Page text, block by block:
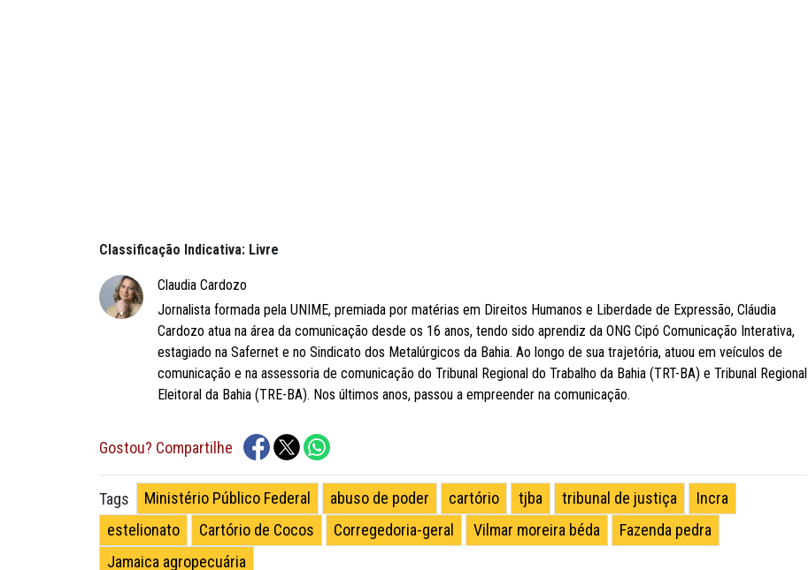
Classificação Indicativa: Livre
Claudia Cardozo
Jornalista formada pela UNIME, premiada por matérias em Direitos Humanos e Liberdade de Expressão, Cláudia
Cardozo atua na área da comunicação desde os 16 anos, tendo sido aprendiz da ONG Cipó Comunicação Interativa,
estagiado na Safernet e no Sindicato dos Metalúrgicos da Bahia. Ao longo de sua trajetória, atuou em veículos de
comunicação e na assessoria de comunicação do Tribunal Regional do Trabalho da Bahia (TRT-BA) e Tribunal Regional
Eleitoral da Bahia (TRE-BA). Nos últimos anos, passou a empreender na comunicação.
Gostou? Compartilhe
Tags Ministério Público Federal abuso de poder cartório tjba tribunal de justiça
Incra
estelionato
Cartório de Cocos Corregedoria-geral Vilmar moreira béda
Fazenda pedra
Jamaica agropecuária